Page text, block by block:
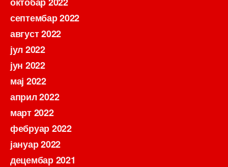
септембар 2022
август 2022
јул 2022
јун 2022
мај 2022
април 2022
март 2022
фебруар 2022
јануар 2022
децембар 2021